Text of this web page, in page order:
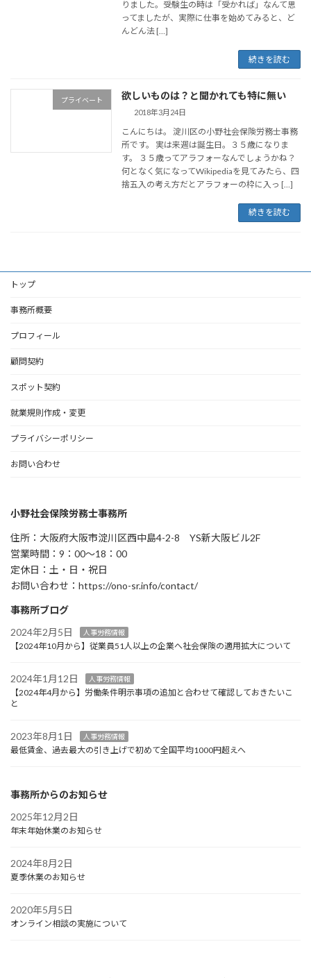
りました。受験生の時は「受かれば」なんて思
ってましたが、実際に仕事を始めてみると、ど
んどん法 […]
続きを読む
プライベート 欲しいものは？と聞かれても特に無い
2018年3月24日
こんにちは。 淀川区の小野社会保険労務士事務
所です。 実は来週は誕生日。３５歳になりま
す。 ３５歳ってアラフォーなんでしょうかね？
何となく気になってWikipediaを見てみたら、四
捨五入の考え方だとアラフォーの枠に入っ […]
続きを読む
トップ
事務所概要
プロフィール
顧問契約
スポット契約
就業規則作成・変更
プライバシーポリシー
お問い合わせ
小野社会保険労務士事務所
住所：大阪府大阪市淀川区西中島4-2-8 YS新大阪ビル2F
営業時間：9：00～18：00
定休日：土・日・祝日
お問い合わせ：https://ono-sr.info/contact/
事務所ブログ
2024年2月5日
人事労務情報
【2024年10月から】従業員51人以上の企業へ社会保険の適用拡大について
2024年1月12日 人事労務情報
【2024年4月から】労働条件明示事項の追加と合わせて確認しておきたいこ
と
2023年8月1日 人事労務情報
最低賃金、過去最大の引き上げで初めて全国平均1000円超えへ
事務所からのお知らせ
2025年12月2日
年末年始休業のお知らせ
2024年8月2日
夏季休業のお知らせ
2020年5月5日
オンライン相談の実施について